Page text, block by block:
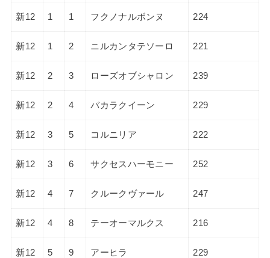
新12 1 1 フクノナルボンヌ 224
新12 1 2 ニルカンタテソーロ 221
新12 2 3 ローズオブシャロン 239
新12 2 4 バカラクイーン 229
新12 3 5 コルニリア 222
新12 3 6 サクセスハーモニー 252
新12 4 7 クルークヴァール 247
新12 4 8 テーオーマルクス 216
新12 5 9 アーヒラ 229